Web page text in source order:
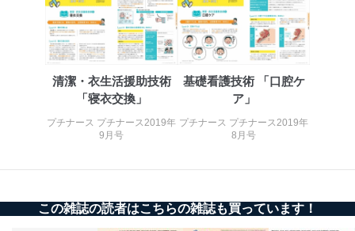
ステムに関するご相談及び苦情については以下までご連
絡ください。
適切、かつ迅速に対応させていただきます。
係
TEL：0570-200-223
e-mail：cs@fujisan.co.jp
清潔・衣生活援助技術
「寝衣交換」
プチナース プチナース2019年
9月号
基礎看護技術 「口腔ケ
ア」
プチナース プチナース2019年
8月号
この雑誌の読者はこちらの雑誌も買っています！